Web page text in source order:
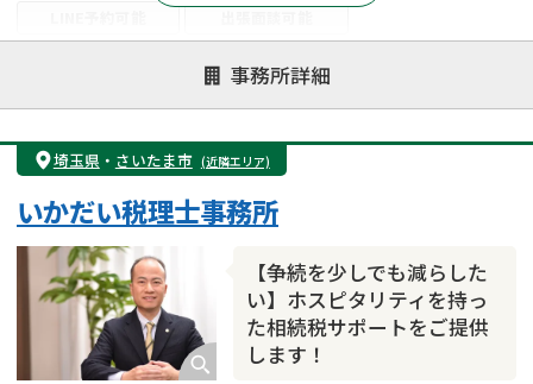
遺言書作成・遺言執行
相続放棄
相続登記
遺産分割
遺留分侵害額請求
相続税申告
相続手続き
銀行手続き
成年後見・任意後見
贈与税
相続人調査
相続トラブル
事務所詳細
埼玉県 ・ さいたま市 (近隣エリア)
【争続を少しでも減らした
い】ホスピタリティを持っ
た相続税サポートをご提供
します！
いかだい税理士事務所